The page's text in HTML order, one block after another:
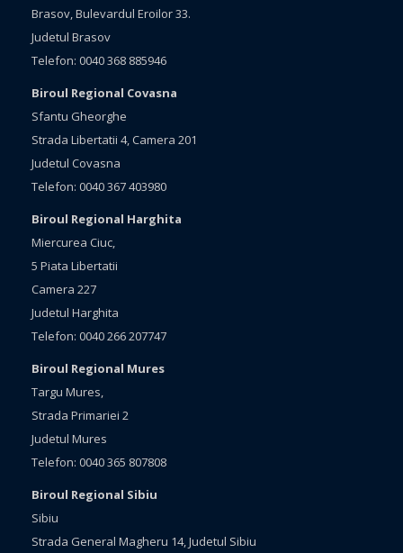
Brasov, Bulevardul Eroilor 33.
Judetul Brasov
Telefon: 0040 368 885946
Biroul Regional Covasna
Sfantu Gheorghe
Strada Libertatii 4, Camera 201
Judetul Covasna
Telefon: 0040 367 403980
Biroul Regional Harghita
Miercurea Ciuc,
5 Piata Libertatii
Camera 227
Judetul Harghita
Telefon: 0040 266 207747
Biroul Regional Mures
Targu Mures,
Strada Primariei 2
Judetul Mures
Telefon: 0040 365 807808
Biroul Regional Sibiu
Sibiu
Strada General Magheru 14, Judetul Sibiu